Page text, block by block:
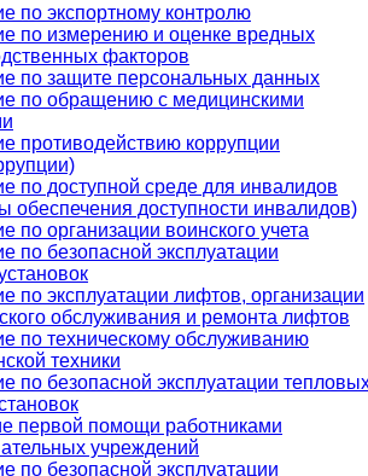
по экспортному контролю
по измерению и оценке вредных
факторов
по защите персональных данных
по обращению с медицинскими
противодействию коррупции
по доступной среде для инвалидов
обеспечения доступности инвалидов)
по организации воинского учета
по безопасной эксплуатации
по эксплуатации лифтов, организации
обслуживания и ремонта лифтов
по техническому обслуживанию
техники
по безопасной эксплуатации
первой помощи работниками
учреждений
по безопасной эксплуатации